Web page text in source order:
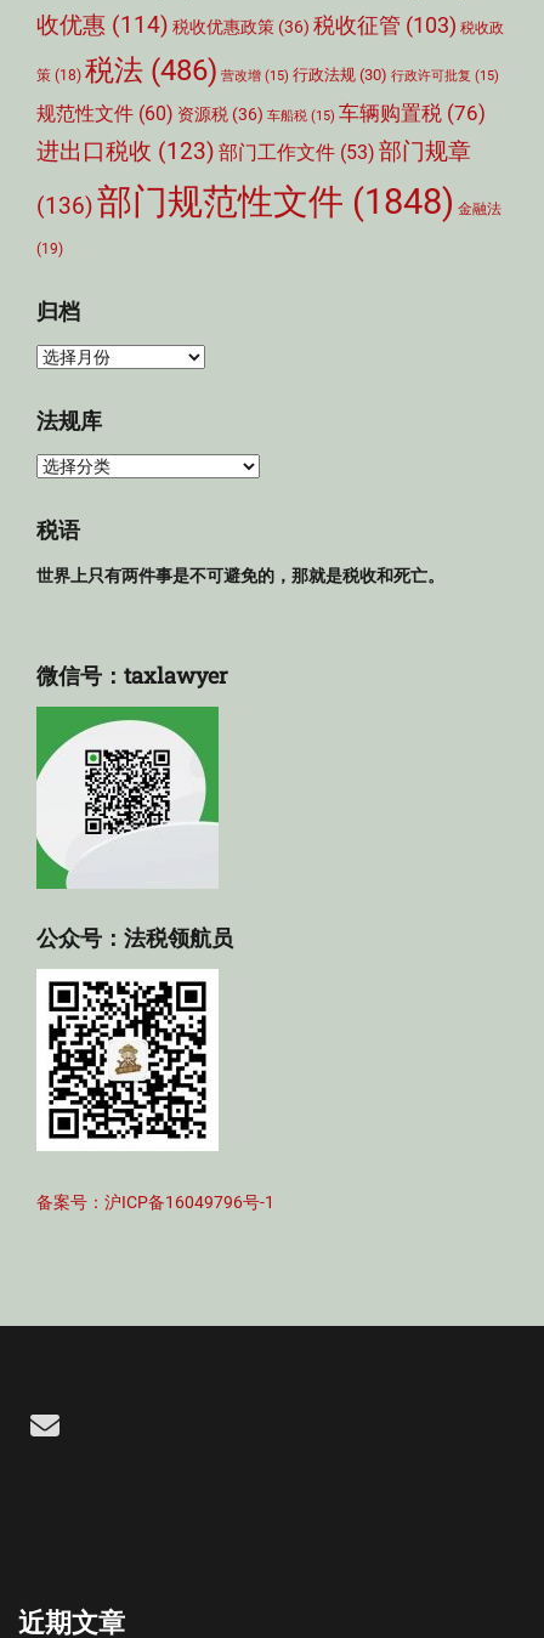
收优惠 (114) 税收优惠政策 (36) 税收征管 (103) 税收政
策 (18) 税法 (486) 营改增 (15) 行政法规 (30) 行政许可批复 (15)
规范性文件 (60) 资源税 (36) 车船税 (15) 车辆购置税 (76)
进出口税收 (123) 部门工作文件 (53) 部门规章
(136)部门规范性文件 (1848) 金融法
(19)
归档
归
法规库
法
库
税语
世界上只有两件事是不可避免的，那就是税收和死亡。
微信号：taxlawyer
公众号：法税领航员
备案号：沪ICP备16049796号-1
Email
近期文章